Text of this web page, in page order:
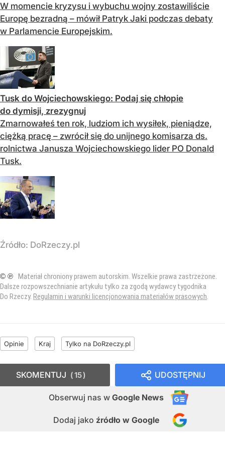
W momencie kryzysu i wybuchu wojny zostawiliście
Europę bezradną – mówił Patryk Jaki podczas debaty
w Parlamencie Europejskim.
Tusk do Wojciechowskiego: Podaj się chłopie
do dymisji, zrezygnuj
Zmarnowałeś ten rok, ludziom ich wysiłek, pieniądze,
ciężką pracę – zwrócił się do unijnego komisarza ds.
rolnictwa Janusza Wojciechowskiego lider PO Donald
Tusk.
Źródło: DoRzeczy.pl
© ℗ Materiał chroniony prawem autorskim. Wszelkie prawa zastrzeżone.
Dalsze rozpowszechnianie artykułu tylko za zgodą wydawcy tygodnika
Do Rzeczy. Regulamin i warunki licencjonowania materiałów prasowych.
Opinie Kraj Tylko na DoRzeczy.pl
UDOSTĘPNIJ
Obserwuj nas w Google News
Dodaj jako źródło w Google
SKOMENTUJ 15